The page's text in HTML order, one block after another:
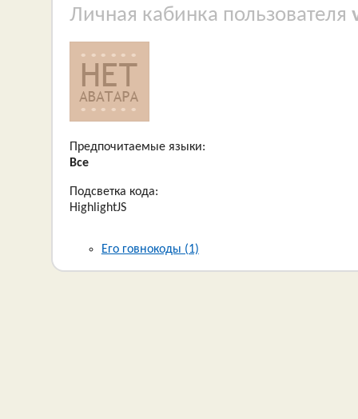
Личная кабинка пользователя
Предпочитаемые языки:
Все
Подсветка кода:
HighlightJS
Его говнокоды (1)